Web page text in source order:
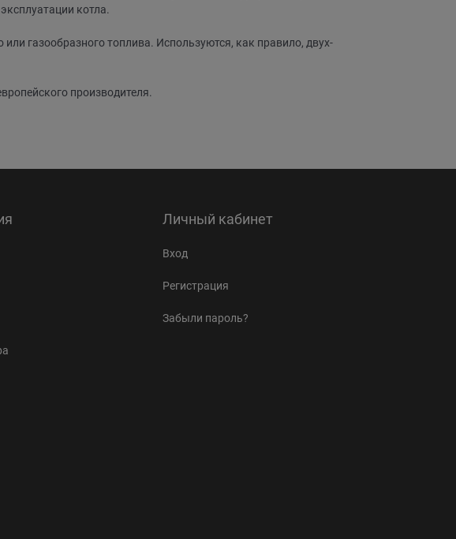
котла.
газообразного топлива. Используются, как правило, двух-
производителя.
Личный кабинет
Вход
Регистрация
Забыли пароль?